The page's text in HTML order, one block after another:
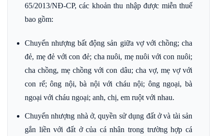
65/2013/NĐ-CP, các khoản thu nhập được miễn thuế
bao gồm:
Chuyển nhượng bất động sản giữa vợ với chồng; cha
đẻ, mẹ đẻ với con đẻ; cha nuôi, mẹ nuôi với con nuôi;
cha chồng, mẹ chồng với con dâu; cha vợ, mẹ vợ với
con rể; ông nội, bà nội với cháu nội; ông ngoại, bà
ngoại với cháu ngoại; anh, chị, em ruột với nhau.
Chuyển nhượng nhà ở, quyền sử dụng đất ở và tài sản
gắn liền với đất ở của cá nhân trong trường hợp cá